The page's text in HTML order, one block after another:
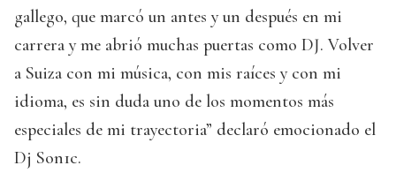
gallego, que marcó un antes y un después en mi
carrera y me abrió muchas puertas como DJ. Volver
a Suiza con mi música, con mis raíces y con mi
idioma, es sin duda uno de los momentos más
especiales de mi trayectoria” declaró emocionado el
Dj Son1c.